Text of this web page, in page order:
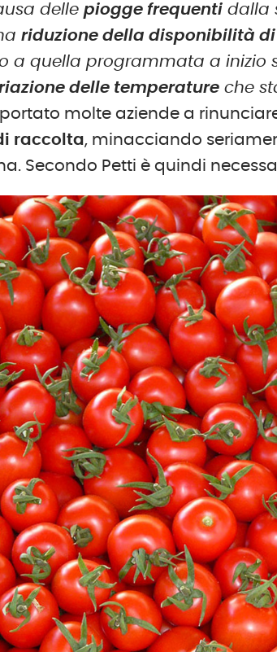
dellepiogge frequenti dalla
riduzione della disponibilità
a quella programmata a inizio
delle temperature che
molte aziende a
raccolta, minacciando
Secondo Petti è quindi